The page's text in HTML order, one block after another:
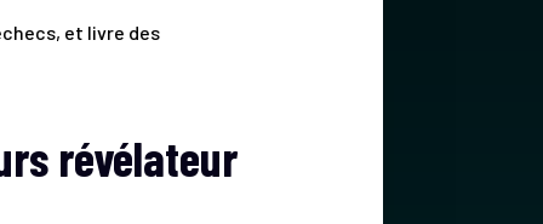
et livre des
révélateur